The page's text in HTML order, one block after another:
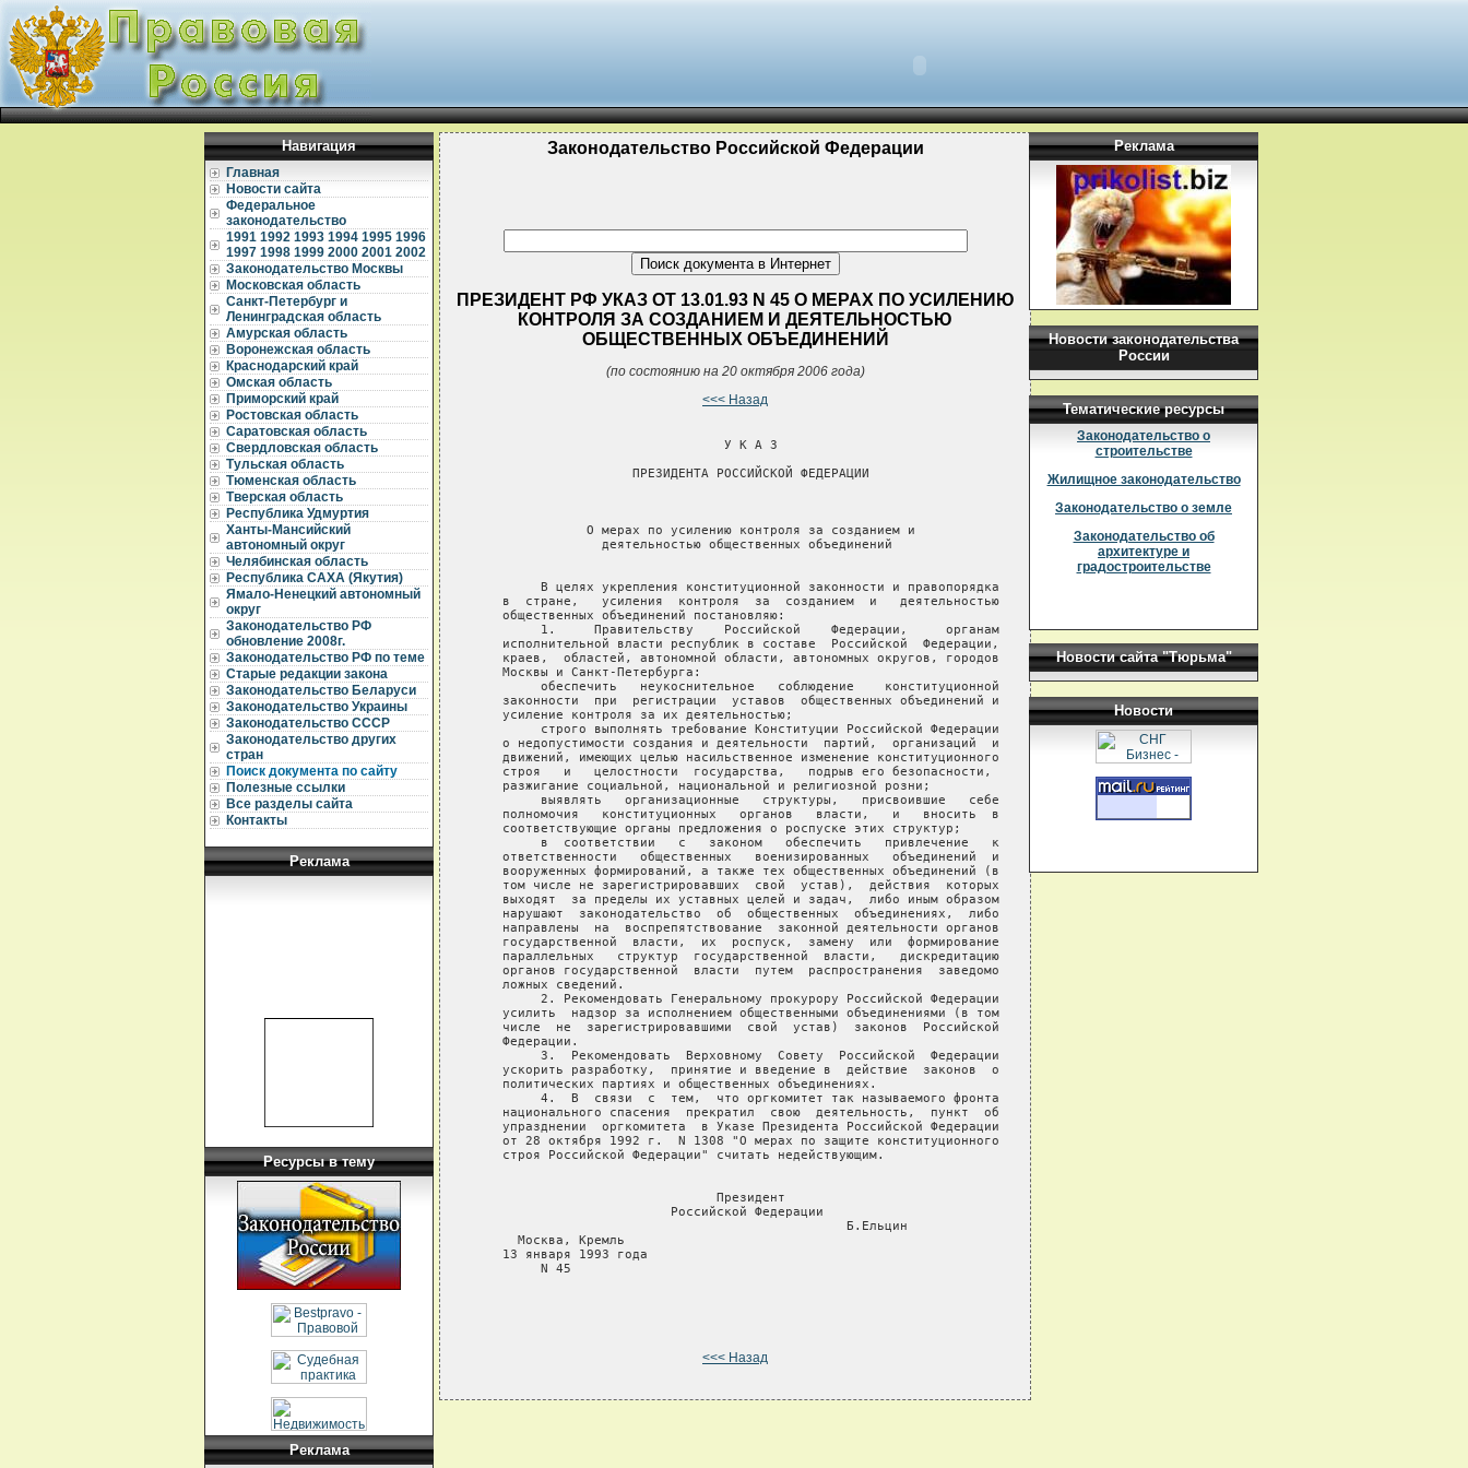
Навигация
Главная
Новости сайта
Федеральное
законодательство
1991 1992 1993 1994 1995 1996
1997 1998 1999 2000 2001 2002
Законодательство Москвы
Московская область
Санкт-Петербург и
Ленинградская область
Амурская область
Воронежская область
Краснодарский край
Омская область
Приморский край
Ростовская область
Саратовская область
Свердловская область
Тульская область
Тюменская область
Тверская область
Республика Удмуртия
Ханты-Мансийский
автономный округ
Челябинская область
Республика САХА (Якутия)
Ямало-Ненецкий автономный
округ
Законодательство РФ
обновление 2008г.
Законодательство РФ по теме
Старые редакции закона
Законодательство Беларуси
Законодательство Украины
Законодательство СССР
Законодательство других
стран
Поиск документа по сайту
Полезные ссылки
Все разделы сайта
Контакты
Реклама
Ресурсы в тему
Реклама
Законодательство Российской Федерации
ПРЕЗИДЕНТ РФ УКАЗ ОТ 13.01.93 N 45 О МЕРАХ ПО УСИЛЕНИЮ
КОНТРОЛЯ ЗА СОЗДАНИЕМ И ДЕЯТЕЛЬНОСТЬЮ
ОБЩЕСТВЕННЫХ ОБЪЕДИНЕНИЙ
(по состоянию на 20 октября 2006 года)
<<< Назад
                                 У К А З
                     ПРЕЗИДЕНТА РОССИЙСКОЙ ФЕДЕРАЦИИ
               О мерах по усилению контроля за созданием и
                 деятельностью общественных объединений
         В целях укрепления конституционной законности и правопорядка
    в  стране,   усиления  контроля  за  созданием  и   деятельностью
    общественных объединений постановляю:
         1.     Правительству    Российской    Федерации,     органам
    исполнительной власти республик в составе  Российской  Федерации,
    краев,  областей, автономной области, автономных округов, городов
    Москвы и Санкт-Петербурга:
         обеспечить   неукоснительное   соблюдение    конституционной
    законности  при  регистрации  уставов  общественных объединений и
    усиление контроля за их деятельностью;
         строго выполнять требование Конституции Российской Федерации
    о недопустимости создания и деятельности  партий,  организаций  и
    движений, имеющих целью насильственное изменение конституционного
    строя   и   целостности  государства,   подрыв его безопасности,
    разжигание социальной, национальной и религиозной розни;
         выявлять   организационные   структуры,   присвоившие   себе
    полномочия   конституционных   органов   власти,   и   вносить  в
    соответствующие органы предложения о роспуске этих структур;
         в  соответствии   с   законом   обеспечить   привлечение   к
    ответственности   общественных   военизированных   объединений  и
    вооруженных формирований, а также тех общественных объединений (в
    том числе не зарегистрировавших  свой  устав),  действия  которых
    выходят  за пределы их уставных целей и задач,  либо иным образом
    нарушают  законодательство  об  общественных  объединениях,  либо
    направлены  на  воспрепятствование  законной деятельности органов
    государственной  власти,  их  роспуск,  замену  или  формирование
    параллельных   структур  государственной  власти,   дискредитацию
    органов государственной  власти  путем  распространения  заведомо
    ложных сведений.
         2. Рекомендовать Генеральному прокурору Российской Федерации
    усилить  надзор за исполнением общественными объединениями (в том
    числе  не  зарегистрировавшими  свой  устав)  законов  Российской
    Федерации.
         3.  Рекомендовать  Верховному  Совету  Российской  Федерации
    ускорить разработку,  принятие и введение в  действие  законов  о
    политических партиях и общественных объединениях.
         4.  В  связи  с  тем,  что оргкомитет так называемого фронта
    национального спасения  прекратил  свою  деятельность,  пункт  об
    упразднении  оргкомитета  в Указе Президента Российской Федерации
    от 28 октября 1992 г.  N 1308 "О мерах по защите конституционного
    строя Российской Федерации" считать недействующим.
                                Президент
                          Российской Федерации
                                                 Б.Ельцин
      Москва, Кремль
    13 января 1993 года
         N 45
<<< Назад
Реклама
Новости законодательства
России
Тематические ресурсы
Законодательство о
строительстве
Жилищное законодательство
Законодательство о земле
Законодательство об
архитектуре и
градостроительстве
Новости сайта "Тюрьма"
Новости